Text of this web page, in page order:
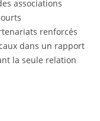
associations
renforcés
dans un rapport
la seule relation